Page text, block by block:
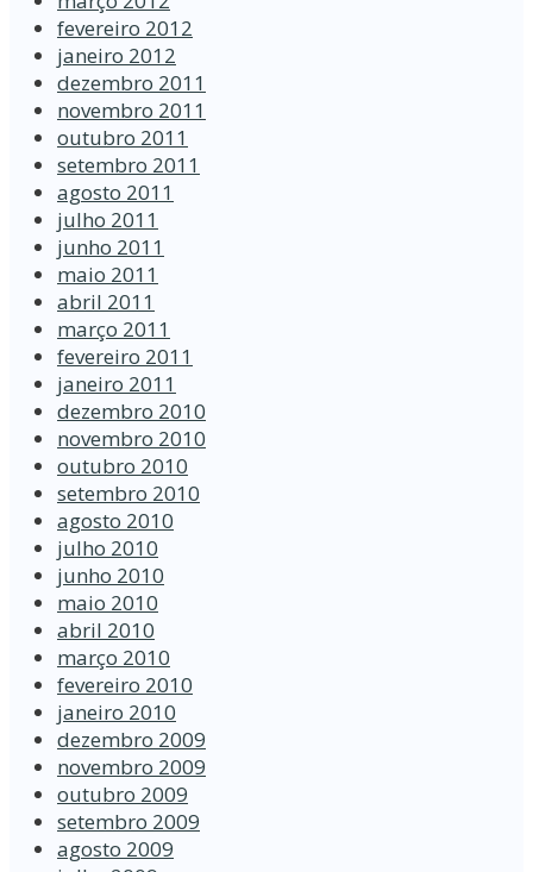
fevereiro 2012
janeiro 2012
dezembro 2011
novembro 2011
outubro 2011
setembro 2011
agosto 2011
julho 2011
junho 2011
maio 2011
abril 2011
março 2011
fevereiro 2011
janeiro 2011
dezembro 2010
novembro 2010
outubro 2010
setembro 2010
agosto 2010
julho 2010
junho 2010
maio 2010
abril 2010
março 2010
fevereiro 2010
janeiro 2010
dezembro 2009
novembro 2009
outubro 2009
setembro 2009
agosto 2009